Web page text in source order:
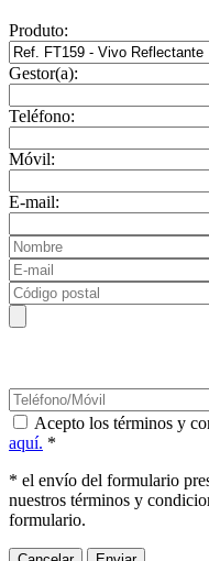
Produto:
Gestor(a):
Teléfono:
Móvil:
E-mail:
Acepto los términos y
aquí. *
* el envío del formulario
nuestros términos y
formulario.